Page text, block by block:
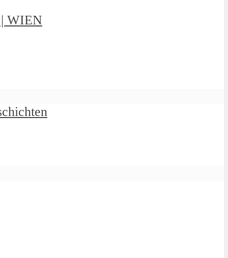
WIEN